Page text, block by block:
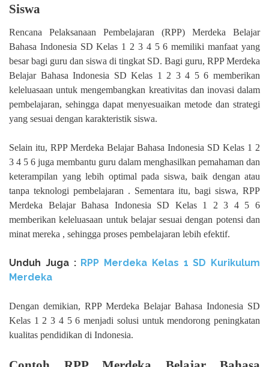
Siswa
Rencana Pelaksanaan Pembelajaran (RPP) Merdeka Belajar
Bahasa Indonesia SD Kelas 1 2 3 4 5 6 memiliki manfaat yang
besar bagi guru dan siswa di tingkat SD. Bagi guru, RPP Merdeka
Belajar Bahasa Indonesia SD Kelas 1 2 3 4 5 6 memberikan
keleluasaan untuk mengembangkan kreativitas dan inovasi dalam
pembelajaran, sehingga dapat menyesuaikan metode dan strategi
yang sesuai dengan karakteristik siswa.
Selain itu, RPP Merdeka Belajar Bahasa Indonesia SD Kelas 1 2
3 4 5 6 juga membantu guru dalam menghasilkan pemahaman dan
keterampilan yang lebih optimal pada siswa, baik dengan atau
tanpa teknologi pembelajaran . Sementara itu, bagi siswa, RPP
Merdeka Belajar Bahasa Indonesia SD Kelas 1 2 3 4 5 6
memberikan keleluasaan untuk belajar sesuai dengan potensi dan
minat mereka , sehingga proses pembelajaran lebih efektif.
Unduh Juga : RPP Merdeka Kelas 1 SD Kurikulum
Merdeka
Dengan demikian, RPP Merdeka Belajar Bahasa Indonesia SD
Kelas 1 2 3 4 5 6 menjadi solusi untuk mendorong peningkatan
kualitas pendidikan di Indonesia.